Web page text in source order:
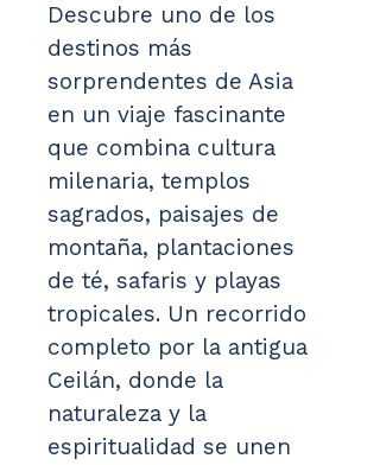
Descubre uno de los
destinos más
sorprendentes de Asia
en un viaje fascinante
que combina cultura
milenaria, templos
sagrados, paisajes de
montaña, plantaciones
de té, safaris y playas
tropicales. Un recorrido
completo por la antigua
Ceilán, donde la
naturaleza y la
espiritualidad se unen